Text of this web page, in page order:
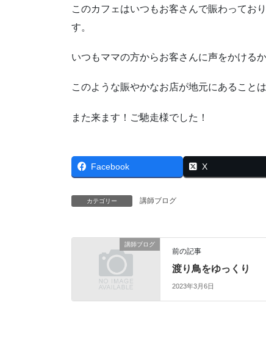
このカフェはいつもお客さんで賑わってお
す。
いつもママの方からお客さんに声をかける
このような賑やかなお店が地元にあること
また来ます！ご馳走様でした！
Facebook X
カテゴリー 講師ブログ
講師ブログ
前の記事
渡り鳥をゆっくり
2023年3月6日